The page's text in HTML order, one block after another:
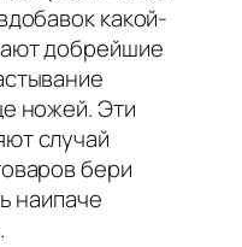
какой-
добрейшие
ножей. Эти
случай
бери
наипаче